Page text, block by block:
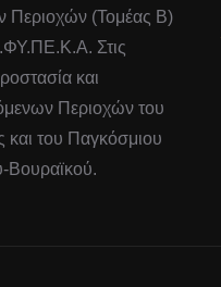
Περιοχών (Τομέας Β)
Στις
και
Περιοχών του
του Παγκόσμιου
Βουραϊκού.